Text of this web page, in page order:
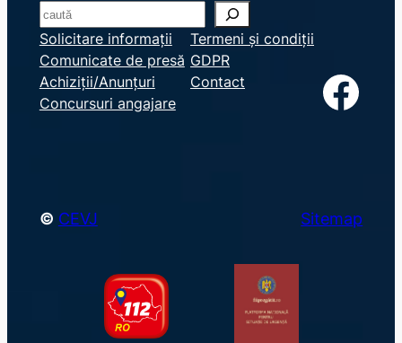
S
e
a
r
c
Solicitare informații
Comunicate de presă
Achiziții/Anunțuri
Concursuri angajare
Termeni și condiții
GDPR
Contact
Facebook
© CEVJ Sitemap